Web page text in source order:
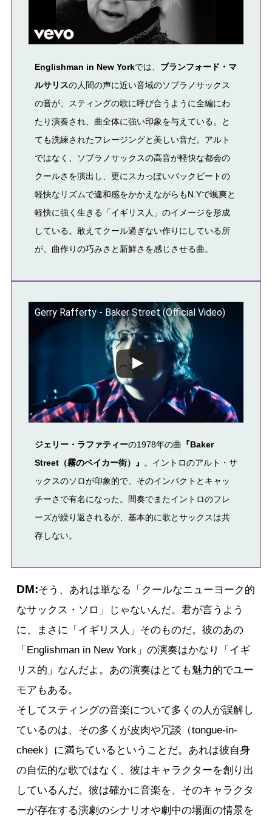
Englishman in New Yorkでは、 ブランフォード・マ
ルサリスの人間の声に近い音域のソプラノサックス
の音が、
スティングの歌に呼び合うように全編にわ
たり演奏され、曲全体に強い印象を与えている。
と
ても洗練されたフレージングと美しい音だ。アルト
ではなく、ソプラノサックスの高音が軽快な都会の
クールさを演出し、更にスカっぽいバックビートの
軽快なリズムで違和感をかかえながらもN.Yで颯爽と
軽快に強く生きる「イギリス人」のイメージを形成
している。敢えてクール過ぎない作りにしている所
が、曲作りの巧みさと新鮮さを感じさせる曲。
Gerry Rafferty - Baker Street (Official Video)
この動画を YouTube で視聴
ジェリー・ラファティーの1978年の曲 『Baker
Street（霧のベイカー街）』 。イントロのアルト・サ
ックスのソロが印象的で、そのインパクトとキャッ
チーさで有名になった。間奏でまたイントロのフレ
ーズが繰り返されるが、基本的に歌とサックスは共
存しない。
DM:そう、あれは単なる「クールなニューヨーク的
なサックス・ソロ」じゃないんだ。君が言うよう
に、まさに「イギリス人」そのものだ。彼のあの
「Englishman in New York」の演奏はかなり「イギ
リス的」なんだよ。あの演奏はとても魅力的でユー
モアもある。
そしてスティングの音楽について多くの人が誤解し
ているのは、その多くが皮肉や冗談（tongue-in-
cheek）に満ちているということだ。あれは彼自身
の自伝的な歌ではなく、彼はキャラクターを創り出
しているんだ。彼は確かに音楽を、そのキャラクタ
ーが存在する演劇のシナリオや劇中の場面の情景を